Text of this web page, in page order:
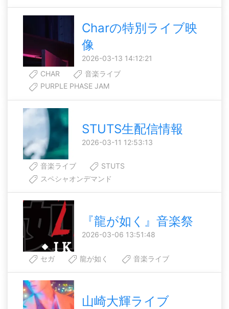
Charの特別ライブ映
像
2026-03-13 14:12:21
CHAR
音楽ライブ
PURPLE PHASE JAM
STUTS生配信情報
2026-03-11 12:53:13
音楽ライブ
STUTS
スペシャオンデマンド
『龍が如く』音楽祭
2026-03-06 13:51:48
セガ 龍が如く 音楽ライブ
山崎大輝ライブ